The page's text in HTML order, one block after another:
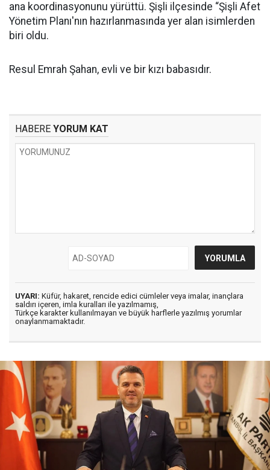
ana koordinasyonunu yürüttü. Şişli ilçesinde “Şişli Afet
Yönetim Planı'nın hazırlanmasında yer alan isimlerden
biri oldu.
Resul Emrah Şahan, evli ve bir kızı babasıdır.
HABERE YORUM KAT
UYARI: Küfür, hakaret, rencide edici cümleler veya imalar, inançlara
saldırı içeren, imla kuralları ile yazılmamış,
Türkçe karakter kullanılmayan ve büyük harflerle yazılmış yorumlar
onaylanmamaktadır.